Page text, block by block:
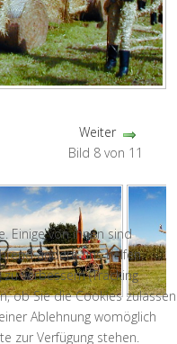
Weiter
Bild 8 von 11
Einige von ihnen sind
andere uns helfen,
verbessern (Tracking
ob Sie die Cookies zulassen
Ablehnung womöglich
zur Verfügung stehen.